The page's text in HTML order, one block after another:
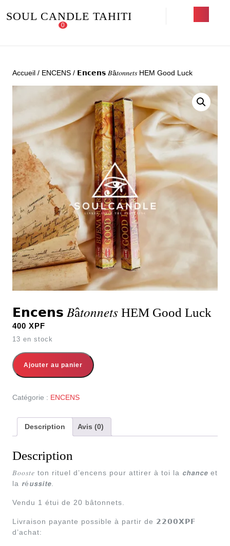
SOUL CANDLE TAHITI
Button
0
Accueil / ENCENS / 𝗘𝗻𝗰𝗲𝗻𝘀 𝐵â𝑡𝑜𝑛𝑛𝑒𝑡𝑠 HEM Good Luck
𝗘𝗻𝗰𝗲𝗻𝘀 𝐵â𝑡𝑜𝑛𝑛𝑒𝑡𝑠 HEM Good Luck
400 XPF
13 en stock
quantité de 𝗘𝗻𝗰𝗲𝗻𝘀 𝐵â𝑡𝑜𝑛𝑛𝑒𝑡𝑠 HEM Good Luck
Ajouter au panier
Catégorie : ENCENS
Description Avis (0)
Description
𝐵𝑜𝑜𝑠𝑡𝑒 ton rituel d’encens pour attirer à toi la 𝙘𝙝𝙖𝙣𝙘𝙚 et
la 𝙧é𝙪𝙨𝙨𝙞𝙩𝙚.
Vendu 1 étui de 20 bâtonnets.
Livraison payante possible à partir de 𝟮𝟮𝟬𝟬𝗫𝗣𝗙
d’achat: